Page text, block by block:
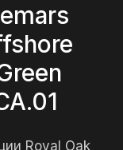
Royal Oak